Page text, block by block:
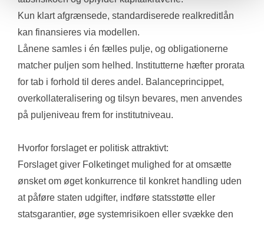
Kun klart afgrænsede, standardiserede realkreditlån
kan finansieres via modellen.
Lånene samles i én fælles pulje, og obligationerne
matcher puljen som helhed. Institutterne hæfter prorata
for tab i forhold til deres andel. Balanceprincippet,
overkollateralisering og tilsyn bevares, men anvendes
på puljeniveau frem for institutniveau.
Hvorfor forslaget er politisk attraktivt:
Forslaget giver Folketinget mulighed for at omsætte
ønsket om øget konkurrence til konkret handling uden
at påføre staten udgifter, indføre statsstøtte eller
statsgarantier, øge systemrisikoen eller svække den